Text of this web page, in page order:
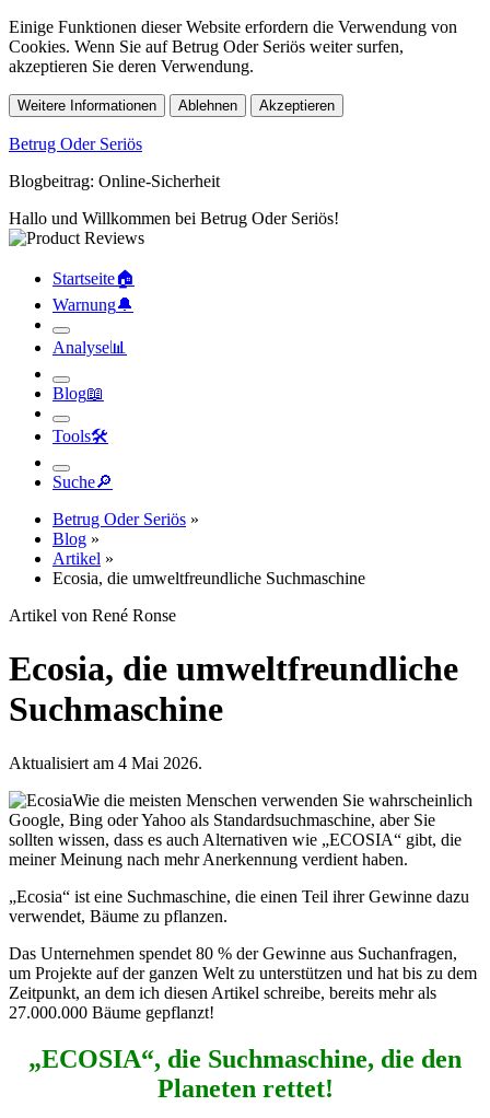
Einige Funktionen dieser Website erfordern die Verwendung von
Cookies. Wenn Sie auf Betrug Oder Seriös weiter surfen,
akzeptieren Sie deren Verwendung.
Weitere Informationen Ablehnen Akzeptieren
Betrug Oder Seriös
Blogbeitrag: Online-Sicherheit
Hallo und Willkommen bei Betrug Oder Seriös!
Startseite🏠︎
Warnung🔔︎
Analyse📊︎
Blog📖︎
Tools🛠︎
Suche🔎︎
Betrug Oder Seriös »
Blog »
Artikel »
Ecosia, die umweltfreundliche Suchmaschine
Artikel von René Ronse
Ecosia, die umweltfreundliche
Suchmaschine
Aktualisiert am 4 Mai 2026.
Wie die meisten Menschen verwenden Sie wahrscheinlich
Google, Bing oder Yahoo als Standardsuchmaschine, aber Sie
sollten wissen, dass es auch Alternativen wie „ECOSIA“ gibt, die
meiner Meinung nach mehr Anerkennung verdient haben.
„Ecosia“ ist eine Suchmaschine, die einen Teil ihrer Gewinne dazu
verwendet, Bäume zu pflanzen.
Das Unternehmen spendet 80 % der Gewinne aus Suchanfragen,
um Projekte auf der ganzen Welt zu unterstützen und hat bis zu dem
Zeitpunkt, an dem ich diesen Artikel schreibe, bereits mehr als
27.000.000 Bäume gepflanzt!
„ECOSIA“, die Suchmaschine, die den
Planeten rettet!